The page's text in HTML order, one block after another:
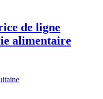
de ligne
alimentaire